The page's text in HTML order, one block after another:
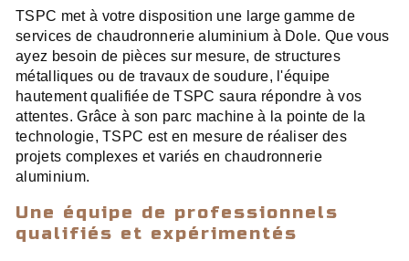
TSPC met à votre disposition une large gamme de
services de chaudronnerie aluminium à Dole. Que vous
ayez besoin de pièces sur mesure, de structures
métalliques ou de travaux de soudure, l'équipe
hautement qualifiée de TSPC saura répondre à vos
attentes. Grâce à son parc machine à la pointe de la
technologie, TSPC est en mesure de réaliser des
projets complexes et variés en chaudronnerie
aluminium.
Une équipe de professionnels
qualifiés et expérimentés